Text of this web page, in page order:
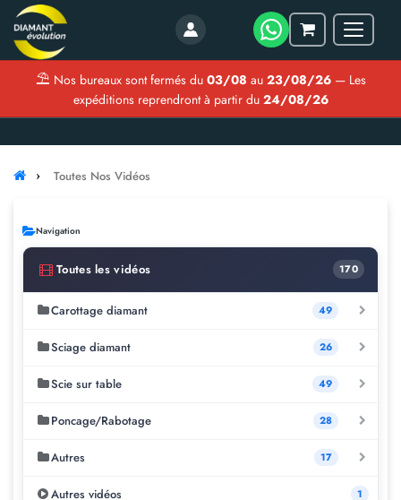
Mon
Menu
⛱ Nos bureaux sont fermés du 03/08 au 23/08/26— Les
expéditions reprendront à partir du 24/08/26
Toutes Nos Vidéos
Navigation
Toutes les vidéos 170
Carottage diamant 49
Sciage diamant 26
Scie sur table 49
Poncage/Rabotage 28
Autres 17
Autres vidéos 1